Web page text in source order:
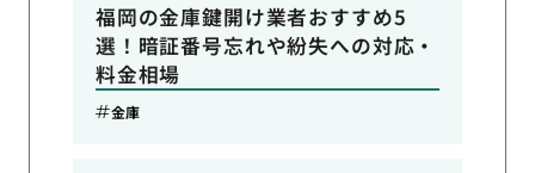
福岡の金庫鍵開け業者おすすめ5
選！暗証番号忘れや紛失への対応・
料金相場
金庫